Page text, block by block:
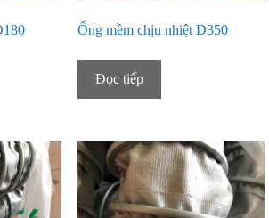
Ống mềm chịu nhiệt D350
Đọc tiếp